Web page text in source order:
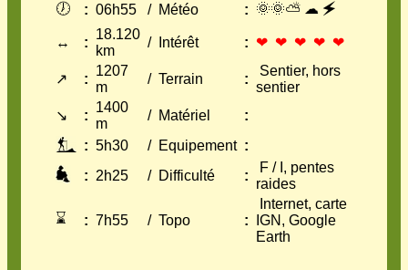
🕖 : 06h55 / Météo : 🌞🌞⛅ ☁ 🗲
↔ :
18.120
km
/ Intérêt : ❤ ❤ ❤ ❤ ❤
↗ :
1207
m
/ Terrain :
Sentier, hors
sentier
↘
:
1400
m
/ Matériel
:
: 5h30 / Equipement :
: 2h25 / Difficulté :
F / I, pentes
raides
⌛ : 7h55 / Topo :
Internet, carte
IGN, Google
Earth